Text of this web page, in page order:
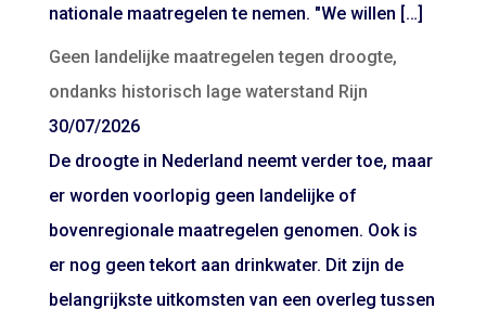
nationale maatregelen te nemen. "We willen […]
Geen landelijke maatregelen tegen droogte,
ondanks historisch lage waterstand Rijn
30/07/2026
De droogte in Nederland neemt verder toe, maar
er worden voorlopig geen landelijke of
bovenregionale maatregelen genomen. Ook is
er nog geen tekort aan drinkwater. Dit zijn de
belangrijkste uitkomsten van een overleg tussen